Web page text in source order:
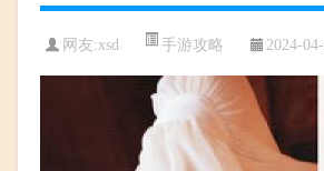
网友:xsd 手游攻略 2024-